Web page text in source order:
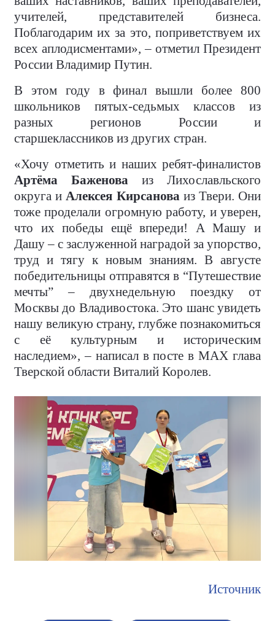
учителей, представителей бизнеса.
Поблагодарим их за это, поприветствуем их
всех аплодисментами», – отметил Президент
России Владимир Путин.
В этом году в финал вышли более 800
школьников пятых-седьмых классов из
разных регионов России и
старшеклассников из других стран.
«Хочу отметить и наших ребят-финалистов
Артёма Баженова из Лихославльского
округа и Алексея Кирсанова из Твери. Они
тоже проделали огромную работу, и уверен,
что их победы ещё впереди! А Машу и
Дашу – с заслуженной наградой за упорство,
труд и тягу к новым знаниям. В августе
победительницы отправятся в “Путешествие
мечты” – двухнедельную поездку от
Москвы до Владивостока. Это шанс увидеть
нашу великую страну, глубже познакомиться
с её культурным и историческим
наследием», – написал в посте в MAX глава
Тверской области Виталий Королев.
Источник